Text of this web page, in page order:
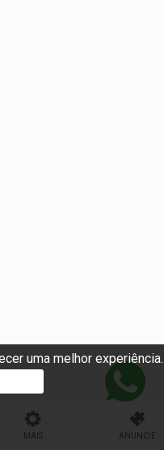
uma melhor experiência.
MAIS ANUNCIE